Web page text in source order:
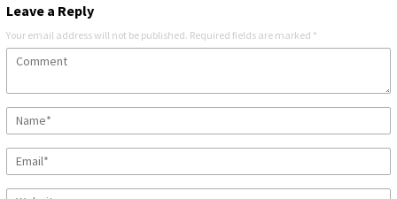
Leave a Reply
Your email address will not be published. Required fields are marked *